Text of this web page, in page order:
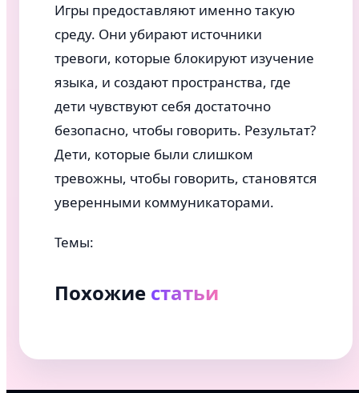
Игры предоставляют именно такую
среду. Они убирают источники
тревоги, которые блокируют изучение
языка, и создают пространства, где
дети чувствуют себя достаточно
безопасно, чтобы говорить. Результат?
Дети, которые были слишком
тревожны, чтобы говорить, становятся
уверенными коммуникаторами.
Темы:
Похожие статьи